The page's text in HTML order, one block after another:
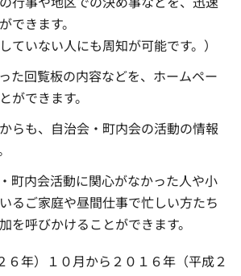
できます。
ていない人にも周知が可能です。）
た回覧板の内容などを、ホームペー
ができます。
らも、自治会・町内会の活動の情報
町内会活動に関心がなかった人や小
るご家庭や昼間仕事で忙しい方たち
を呼びかけることができます。
６年）１０月から２０１６年（平成２